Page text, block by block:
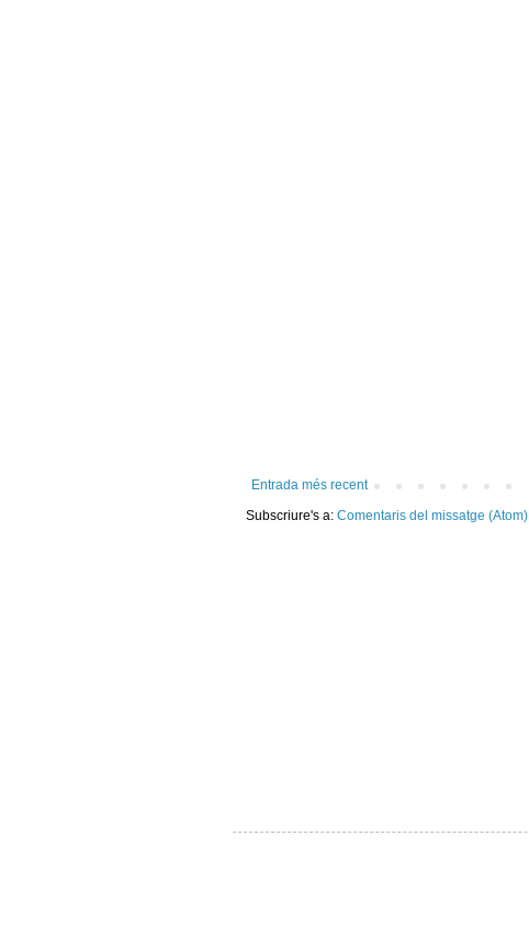
Entrada més recent
Subscriure's a: Comentaris del missatge (Atom)